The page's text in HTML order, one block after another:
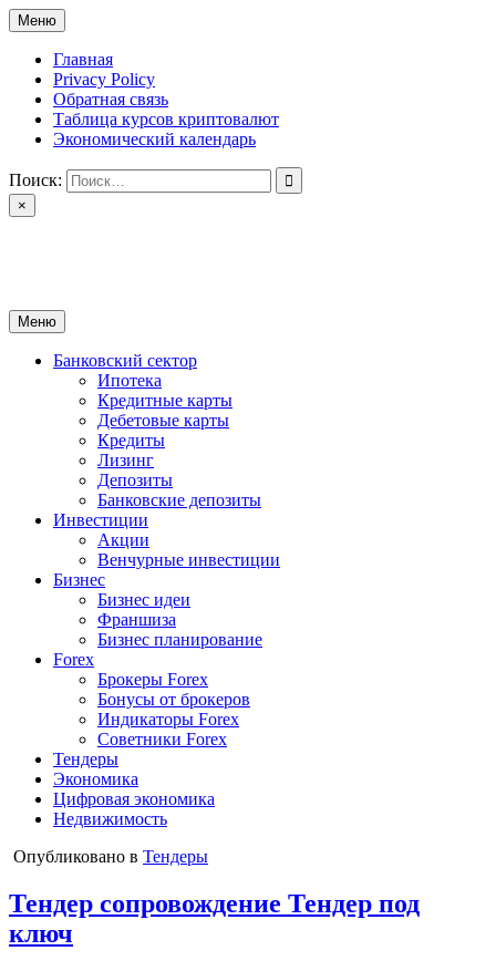
Перейти
к
содержимому
Меню
Главная
Privacy Policy
Обратная связь
Таблица курсов криптовалют
Экономический календарь
Поиск:
×
Меню
Банковский сектор
Ипотека
Кредитные карты
Дебетовые карты
Кредиты
Лизинг
Депозиты
Банковские депозиты
Инвестиции
Акции
Венчурные инвестиции
Бизнес
Бизнес идеи
Франшиза
Бизнес планирование
Forex
Брокеры Forex
Бонусы от брокеров
Индикаторы Forex
Советники Forex
Тендеры
Экономика
Цифровая экономика
Недвижимость
Опубликовано в Тендеры
Тендер сопровождение Тендер под
ключ